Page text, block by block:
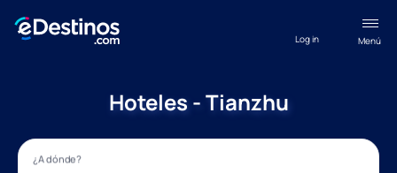
Menú
Log in
Hoteles - Tianzhu